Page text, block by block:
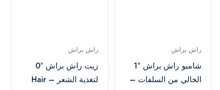
راش براش
شامبو راش براش °1
الخالي من السلفات –
راش براش
زيت راش براش °0
لتغذية الشعر – Hair